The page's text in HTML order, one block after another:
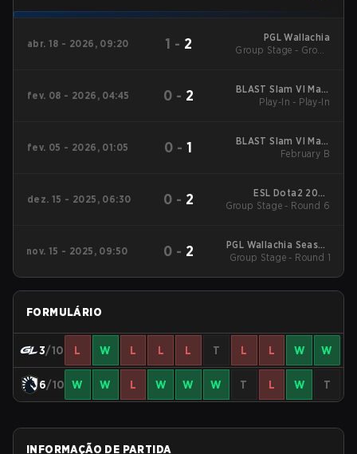
abr. 18 - 2026, 09:20 1 - 2
PGL Wallachia
Group Stage - Group
fev. 08 - 2026, 04:45 0 - 2
BLAST Slam VI Main
Tournament
Play-In - Play-In
fev. 05 - 2026, 01:05 0 -1
BLAST Slam VI Main
Tournament
February B
dez. 15 - 2025, 06:30 0 - 2
ESL Dota2 2025
DreamLeague Season
Group Stage - Round 6
nov. 15 - 2025, 09:50 0 - 2
PGL Wallachia Season
6 Main Tournament
Group Stage - Round 1
FORMULÁRIO
3/10 L W L L L T L L W W
6/10 W W L W W W T L W T
INFORMAÇÃO DE PARTIDA